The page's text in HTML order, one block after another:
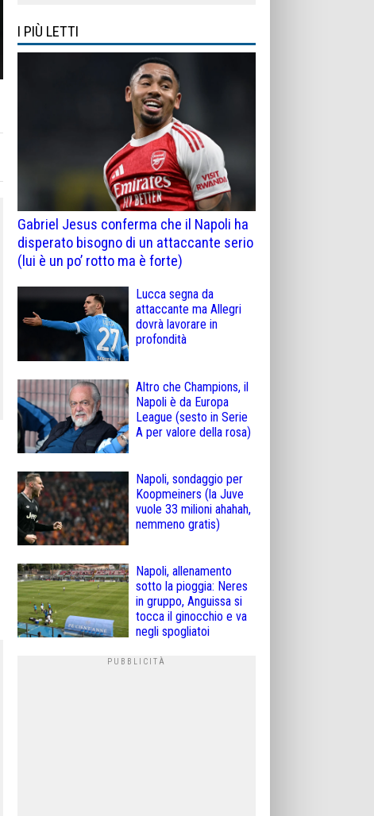
I PIÙ LETTI
Gabriel Jesus conferma che il Napoli ha
disperato bisogno di un attaccante serio
(lui è un po’ rotto ma è forte)
Lucca segna da
attaccante ma Allegri
dovrà lavorare in
profondità
Altro che Champions, il
Napoli è da Europa
League (sesto in Serie
A per valore della rosa)
Napoli, sondaggio per
Koopmeiners (la Juve
vuole 33 milioni ahahah,
nemmeno gratis)
Napoli, allenamento
sotto la pioggia: Neres
in gruppo, Anguissa si
tocca il ginocchio e va
negli spogliatoi